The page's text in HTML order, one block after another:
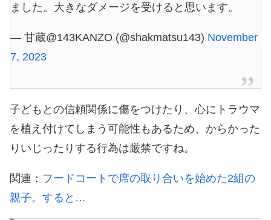
ました。大きなダメージを受けると思います。
— 甘蔵@143KANZO (@shakmatsu143) November
7, 2023
子どもとの信頼関係に傷をつけたり、心にトラウマ
を植え付けてしまう可能性もあるため、からかった
りいじったりする行為は厳禁ですね。
関連： フードコートで席の取り合いを始めた2組の
親子。すると…